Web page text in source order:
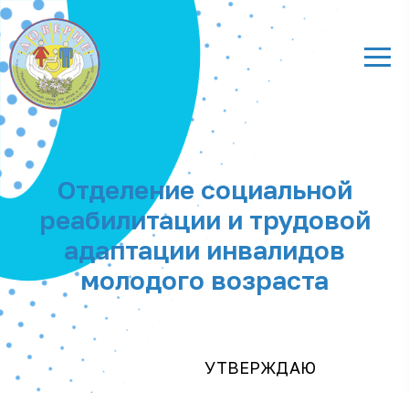
Отделение социальной
реабилитации и трудовой
адаптации инвалидов
молодого возраста
УТВЕРЖДАЮ